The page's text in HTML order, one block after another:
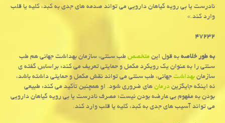
نادرست یا بی رویه گیاهان دارویی می تواند صدمه های جدی به کبد، کلیه یا قلب
وارد کند.»
۴۷۲۳۲
به طور خلاصهبه قول اینمتخصصطب سنتی، سازمان بهداشت جهانی هم طب
سنتی را به عنوان یک رویکرد مکمل و حمایتی تعریف می کند: براساس گفته ی
سازمانبهداشتجهانی، طب سنتی می تواند نقش مکمل و حمایتی داشته باشد،
نه اینکه جایگزیندرمانهای ضروری شود. او همچنین تأکید می کند: طبیعی
بودن به مفهوم بی عارضه بودن نیست؛ مصرف نادرست یا بی رویه گیاهان دارویی
می تواند آسیب های جدی به کبد، کلیه یا قلب وارد کند.